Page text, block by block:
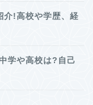
介!高校や学歴、経
学や高校は?自己